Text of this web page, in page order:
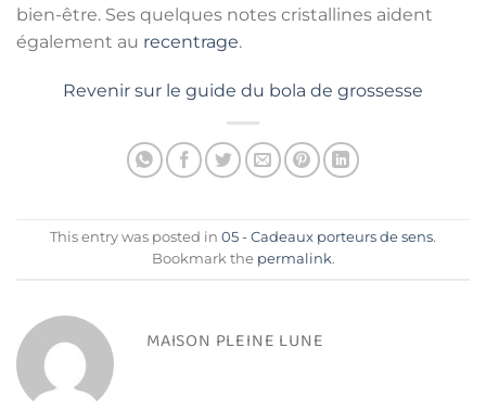
bien-être. Ses quelques notes cristallines aident
également au recentrage.
Revenir sur le guide du bola de grossesse
This entry was posted in 05 - Cadeaux porteurs de sens.
Bookmark the permalink.
MAISON PLEINE LUNE